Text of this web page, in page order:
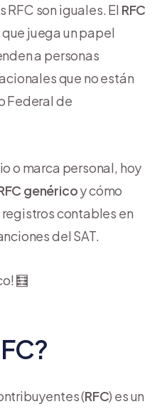
RFC son iguales. El RFC
juega un papel
a personas
que no están
Federal de
o marca personal, hoy
genéricoy cómo
contables en
del SAT.
🧮
(RFC) es un